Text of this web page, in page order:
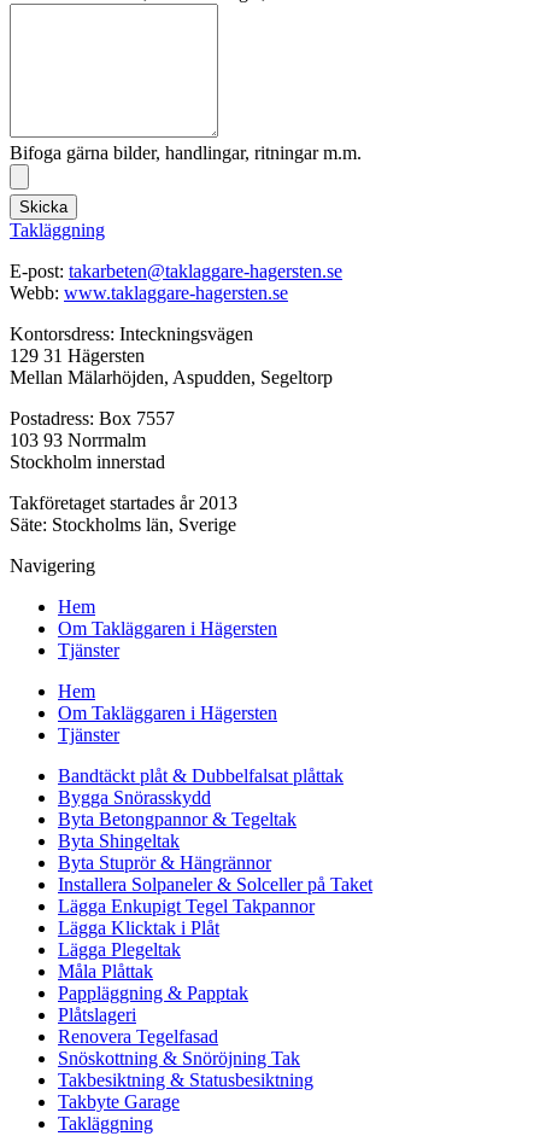
Bifoga gärna bilder, handlingar, ritningar m.m.
Skicka
Takläggning
E-post: takarbeten@taklaggare-hagersten.se
Webb: www.taklaggare-hagersten.se
Kontorsdress: Inteckningsvägen
129 31 Hägersten
Mellan Mälarhöjden, Aspudden, Segeltorp
Postadress: Box 7557
103 93 Norrmalm
Stockholm innerstad
Takföretaget startades år 2013
Säte: Stockholms län, Sverige
Navigering
Hem
Om Takläggaren i Hägersten
Tjänster
Hem
Om Takläggaren i Hägersten
Tjänster
Bandtäckt plåt & Dubbelfalsat plåttak
Bygga Snörasskydd
Byta Betongpannor & Tegeltak
Byta Shingeltak
Byta Stuprör & Hängrännor
Installera Solpaneler & Solceller på Taket
Lägga Enkupigt Tegel Takpannor
Lägga Klicktak i Plåt
Lägga Plegeltak
Måla Plåttak
Pappläggning & Papptak
Plåtslageri
Renovera Tegelfasad
Snöskottning & Snöröjning Tak
Takbesiktning & Statusbesiktning
Takbyte Garage
Takläggning